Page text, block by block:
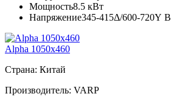
Мощность8.5 кВт
Напряжение345-415Δ/600-720Y В
Alpha 1050x460
Страна: Китай
Производитель: VARP